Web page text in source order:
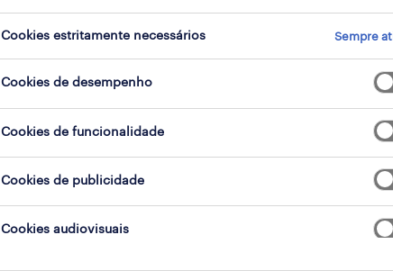
enfermeiro (m/f/x)
lisboa, lisboa
contrato
Cookies estritamente necessários Sempre
Cookies de desempenho
Cookies de funcionalidade
Cookies de publicidade
Cookies audiovisuais